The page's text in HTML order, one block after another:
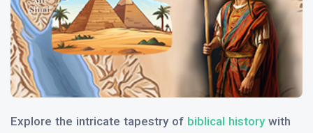
Explore the intricate tapestry of biblical historywith